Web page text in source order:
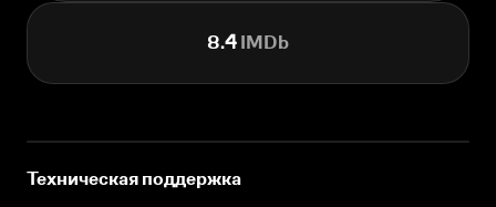
8.4 IMDb
Техническая поддержка